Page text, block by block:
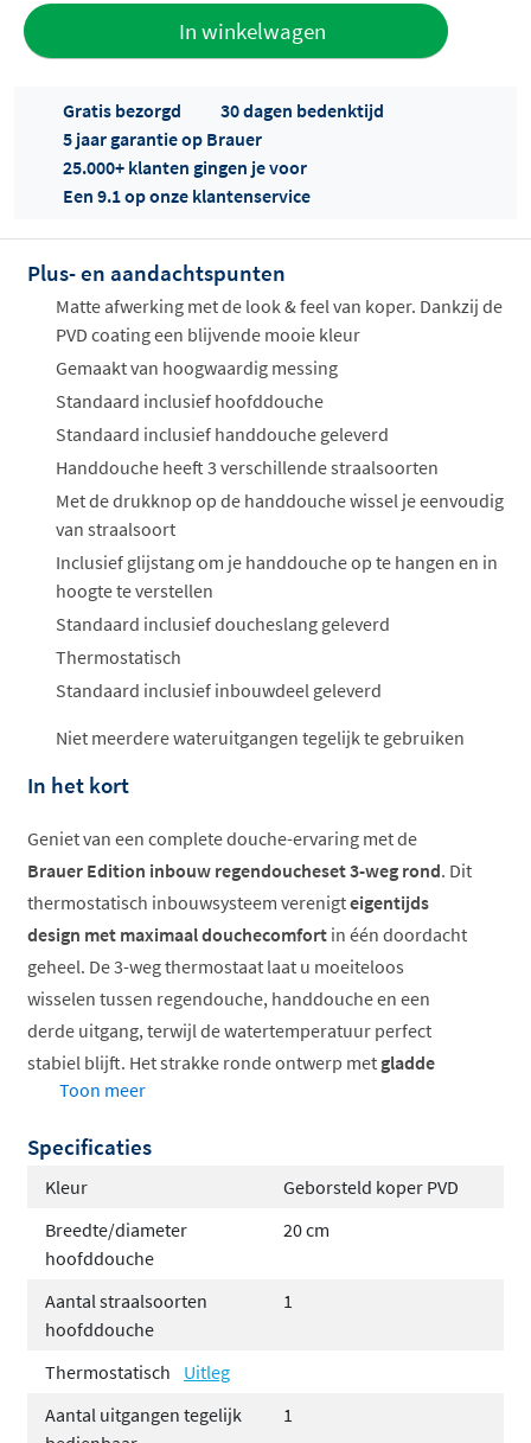
In winkelwagen
Offertes
ophalen...
Gratis bezorgd
30 dagen bedenktijd
5 jaar garantie op Brauer
25.000+ klanten gingen je voor
Een 9.1 op onze klantenservice
Plus- en aandachtspunten
Matte afwerking met de look & feel van koper. Dankzij de
PVD coating een blijvende mooie kleur
Gemaakt van hoogwaardig messing
Standaard inclusief hoofddouche
Standaard inclusief handdouche geleverd
Handdouche heeft 3 verschillende straalsoorten
Met de drukknop op de handdouche wissel je eenvoudig
van straalsoort
Inclusief glijstang om je handdouche op te hangen en in
hoogte te verstellen
Standaard inclusief doucheslang geleverd
Thermostatisch
Standaard inclusief inbouwdeel geleverd
Niet meerdere wateruitgangen tegelijk te gebruiken
In het kort
Geniet van een complete douche-ervaring met de
Brauer Edition inbouw regendoucheset 3-weg rond. Dit
thermostatisch inbouwsysteem verenigteigentijds
design met maximaal douchecomfort in één doordacht
geheel. De 3-weg thermostaat laat u moeiteloos
wisselen tussen regendouche, handdouche en een
derde uitgang, terwijl de watertemperatuur perfect
stabiel blijft. Het strakke ronde ontwerp met gladde
bedieningsknoppen
Thermostatisch inbouwsysteem voor constante
Strak rond ontwerp met gladde afwerking
Uitgebreide keuze in afwerkingen en kleuren
Uw ideale douchehoek samenstellen
Toon meer
Specificaties
Kleur
Geborsteld koper PVD
Breedte/diameter
hoofddouche
20 cm
Aantal straalsoorten
hoofddouche
1
Thermostatisch
Uitleg
Aantal uitgangen tegelijk
1